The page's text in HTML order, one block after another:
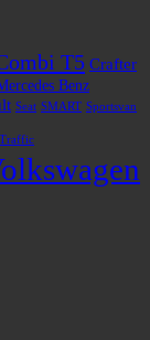
T5 Crafter
Benz
Seat SMART Sportsvan
Traffic